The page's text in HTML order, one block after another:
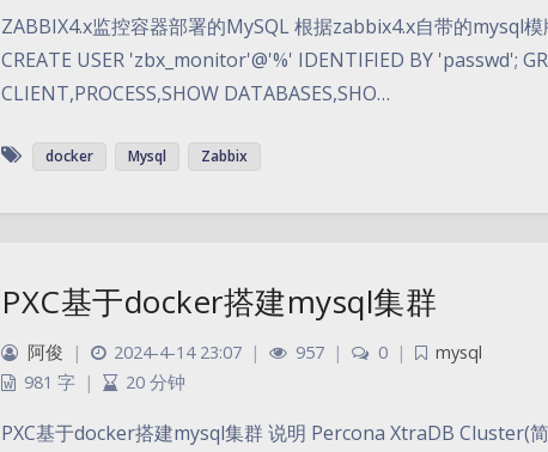
ZABBIX4.x监控容器部署的MySQL 根据zabbix4.x自带的mysql
CREATE USER 'zbx_monitor'@'%' IDENTIFIED BY 'passwd';
CLIENT,PROCESS,SHOW DATABASES,SHO…
docker Mysql Zabbix
PXC基于docker搭建mysql集群
阿俊 | 2024-4-14 23:07 | 957 | 0 |
mysql
981 字 | 20 分钟
PXC基于docker搭建mysql集群 说明 Percona XtraDB Cluster(